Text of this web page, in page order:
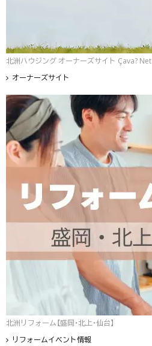
北洲ハウジング オーナーズサイト Çava? Net
オーナーズサイト
北洲リフォーム【盛岡・北上・仙台】
リフォームイベント情報